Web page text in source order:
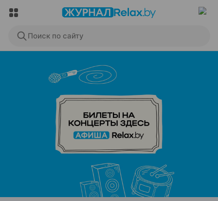
Поиск по сайту
ЭФФЕКТИВНАЯ РЕКЛАМА НА САЙТЕ